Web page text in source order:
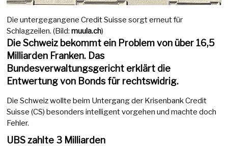
Die untergegangene Credit Suisse sorgt erneut für
Schlagzeilen. (Bild:muula.ch)
Die Schweiz bekommt ein Problem von über 16,5
Milliarden Franken. Das
Bundesverwaltungsgericht erklärt die
Entwertung von Bonds für rechtswidrig.
Die Schweiz wollte beim Untergang der Krisenbank Credit
Suisse (CS) besonders intelligent vorgehen und machte doch
Fehler.
UBS zahlte 3 Milliarden